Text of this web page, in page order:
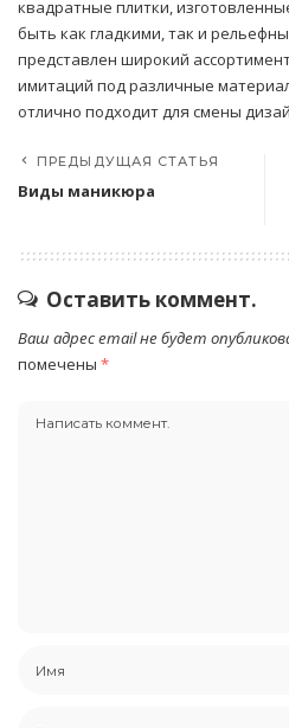
квадратные плитки,
быть как гладкими, так и
представлен широкий
имитаций под различные
отлично подходит для смены
ПРЕДЫДУЩАЯ СТАТЬЯ
Виды маникюра
Оставить коммент.
Ваш адрес email не будет
помечены *